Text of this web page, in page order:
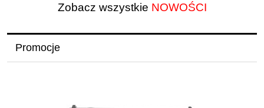
Zobacz wszystkie NOWOŚCI
Promocje